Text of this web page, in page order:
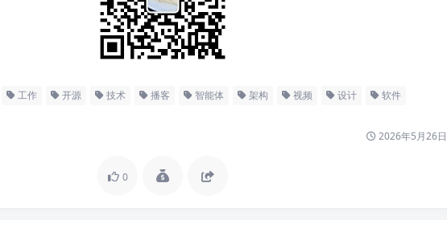
工作 开源 技术 播客 智能体 架构 视频 设计 软件
2026年5月26日
0